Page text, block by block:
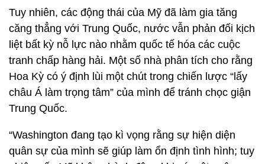
Tuy nhiên, các động thái của Mỹ đã làm gia tăng
căng thẳng với Trung Quốc, nước vẫn phản đối kịch
liệt bất kỳ nỗ lực nào nhằm quốc tế hóa các cuộc
tranh chấp hàng hải. Một số nhà phân tích cho rằng
Hoa Kỳ có ý định lùi một chút trong chiến lược “lấy
châu Á làm trọng tâm” của mình để tránh chọc giận
Trung Quốc.
“Washington đang tạo kì vọng rằng sự hiện diện
quân sự của mình sẽ giúp làm ổn định tình hình; tuy